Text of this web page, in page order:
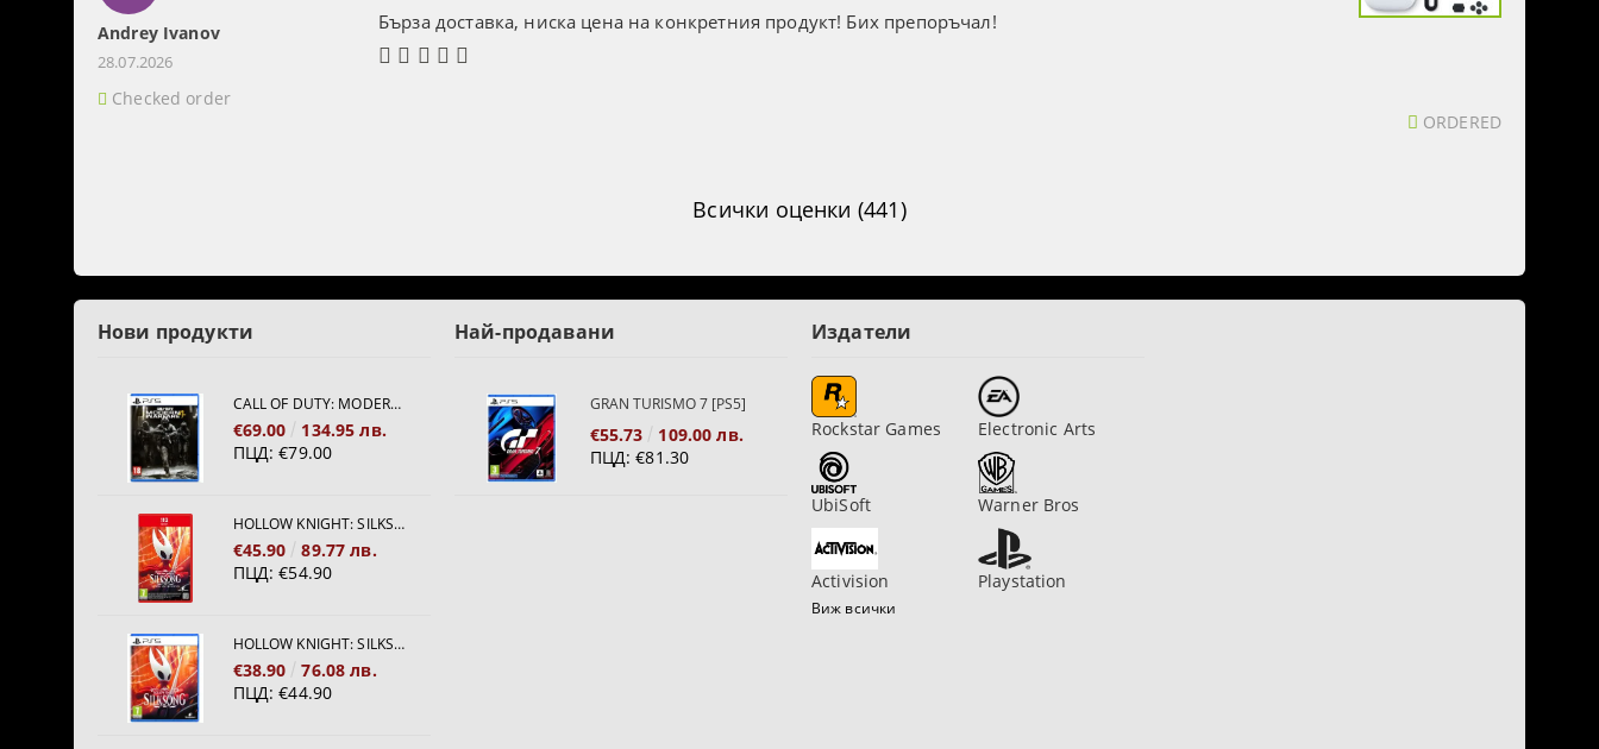
Andrey Ivanov
28.07.2026
Checked order
Бърза доставка, ниска цена на конкретния продукт! Бих препоръчал!
ORDERED
Всички оценки (441)
Нови продукти
CALL OF DUTY: MODERN WARFARE 4[PS5]
€69.00
134.95 лв.
ПЦД: €79.00
HOLLOW KNIGHT: SILKSONG [NINTENDO SWITCH 2]
€45.90
89.77 лв.
ПЦД: €54.90
HOLLOW KNIGHT: SILKSONG [PS5]
€38.90
76.08 лв.
ПЦД: €44.90
Най-продавани
GRAN TURISMO 7 [PS5]
€55.73
109.00 лв.
ПЦД: €81.30
Издатели
Rockstar Games Electronic Arts
UbiSoft Warner Bros
Activision Playstation
Виж всички